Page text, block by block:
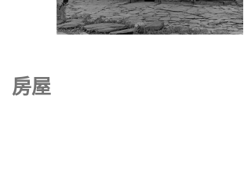
房屋